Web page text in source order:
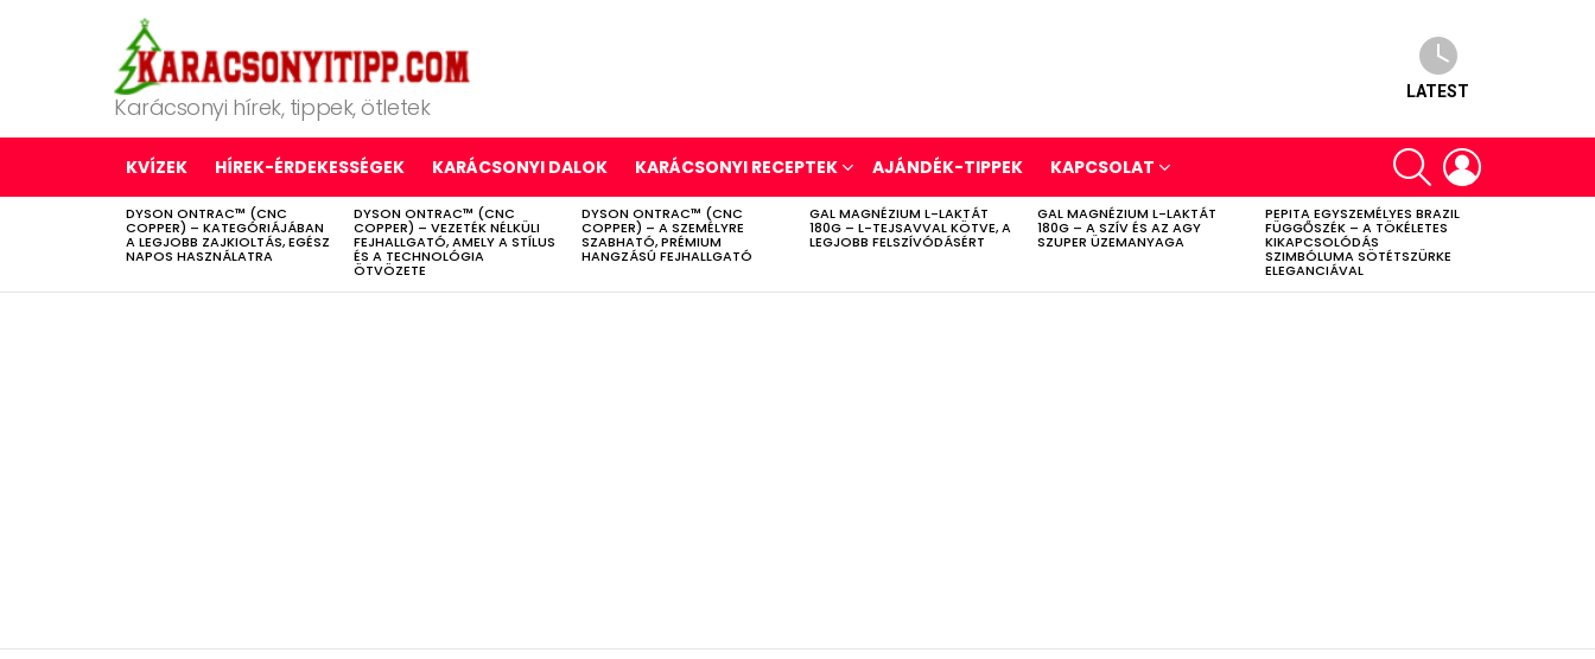
Karácsonyi hírek, tippek, ötletek
LATEST
KVÍZEK HÍREK-ÉRDEKESSÉGEK KARÁCSONYI DALOK KARÁCSONYI RECEPTEK AJÁNDÉK-TIPPEK KAPCSOLAT
SEARCH
LATEST
STORIES
DYSON ONTRAC™ (CNC
COPPER) – KATEGÓRIÁJÁBAN
A LEGJOBB ZAJKIOLTÁS, EGÉSZ
NAPOS HASZNÁLATRA
DYSON ONTRAC™ (CNC
COPPER) – VEZETÉK NÉLKÜLI
FEJHALLGATÓ, AMELY A STÍLUS
ÉS A TECHNOLÓGIA
ÖTVÖZETE
DYSON ONTRAC™ (CNC
COPPER) – A SZEMÉLYRE
SZABHATÓ, PRÉMIUM
HANGZÁSÚ FEJHALLGATÓ
GAL MAGNÉZIUM L-LAKTÁT
180G – L-TEJSAVVAL KÖTVE, A
LEGJOBB FELSZÍVÓDÁSÉRT
GAL MAGNÉZIUM L-LAKTÁT
180G – A SZÍV ÉS AZ AGY
SZUPER ÜZEMANYAGA
PEPITA EGYSZEMÉLYES BRAZIL
FÜGGŐSZÉK – A TÖKÉLETES
KIKAPCSOLÓDÁS
SZIMBÓLUMA SÖTÉTSZÜRKE
ELEGANCIÁVAL